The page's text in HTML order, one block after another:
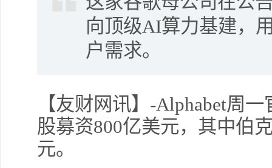
向顶级AI算力基建，
户需求。
【友财网讯】-Alphabet周
股募资800亿美元，其中伯
元。